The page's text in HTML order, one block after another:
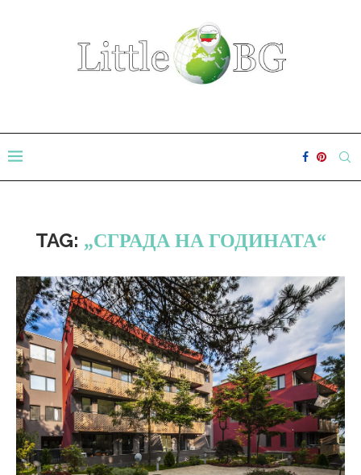
TAG: „СГРАДА НА ГОДИНАТА“